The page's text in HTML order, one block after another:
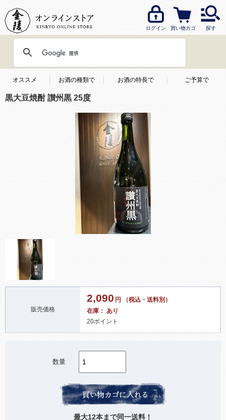
ログイン 買い物カゴ 探す
オススメ お酒の種類で お酒の特長で ご予算で
黒大豆焼酎 讃州黒 25度
販売価格
2,090 円 （税込・送料別）
在庫： あり
20ポイント
数量
最大12本まで同一送料！